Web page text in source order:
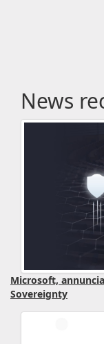
News
Microsoft,
Sovereignty